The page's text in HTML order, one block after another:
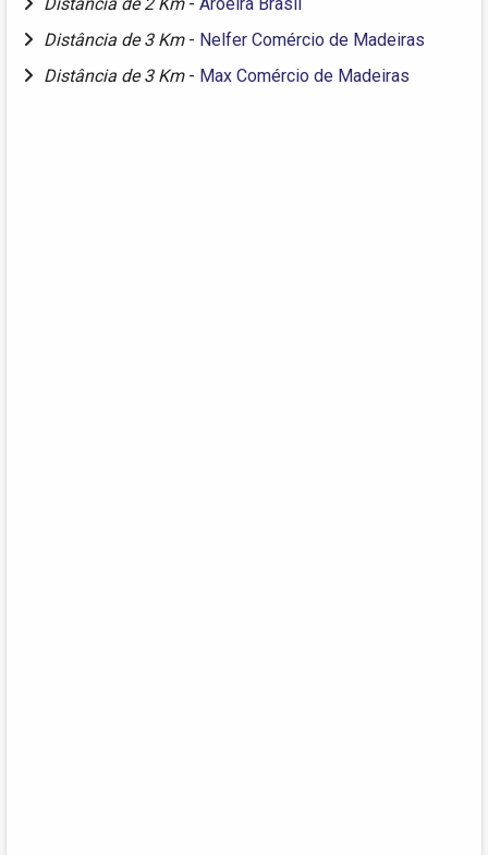
Distância de 3 Km - Nelfer Comércio de Madeiras
Distância de 3 Km - Max Comércio de Madeiras